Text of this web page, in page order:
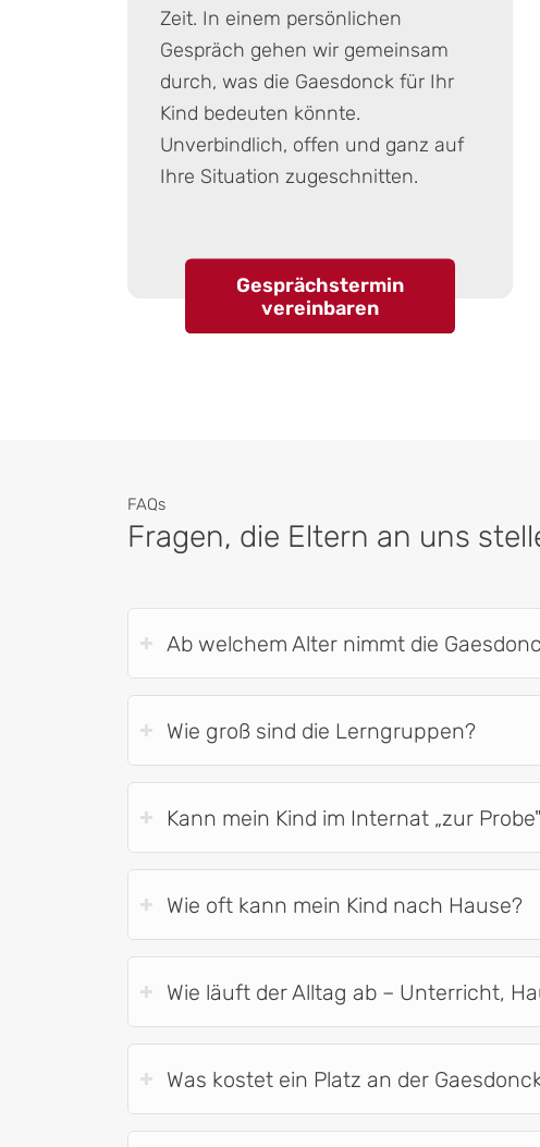
Zeit. In einem persönlichen
Gespräch gehen wir gemeinsam
durch, was die Gaesdonck für Ihr
Kind bedeuten könnte.
Unverbindlich, offen und ganz auf
Ihre Situation zugeschnitten.
Gesprächstermin
vereinbaren
FAQs
Fragen, die Eltern an uns
Ab welchem Alter nimmt die
Wie groß sind die Lerngruppen?
Kann mein Kind im Internat „zur
Wie oft kann mein Kind nach Hause?
Wie läuft der Alltag ab – Unterricht,
Was kostet ein Platz an der